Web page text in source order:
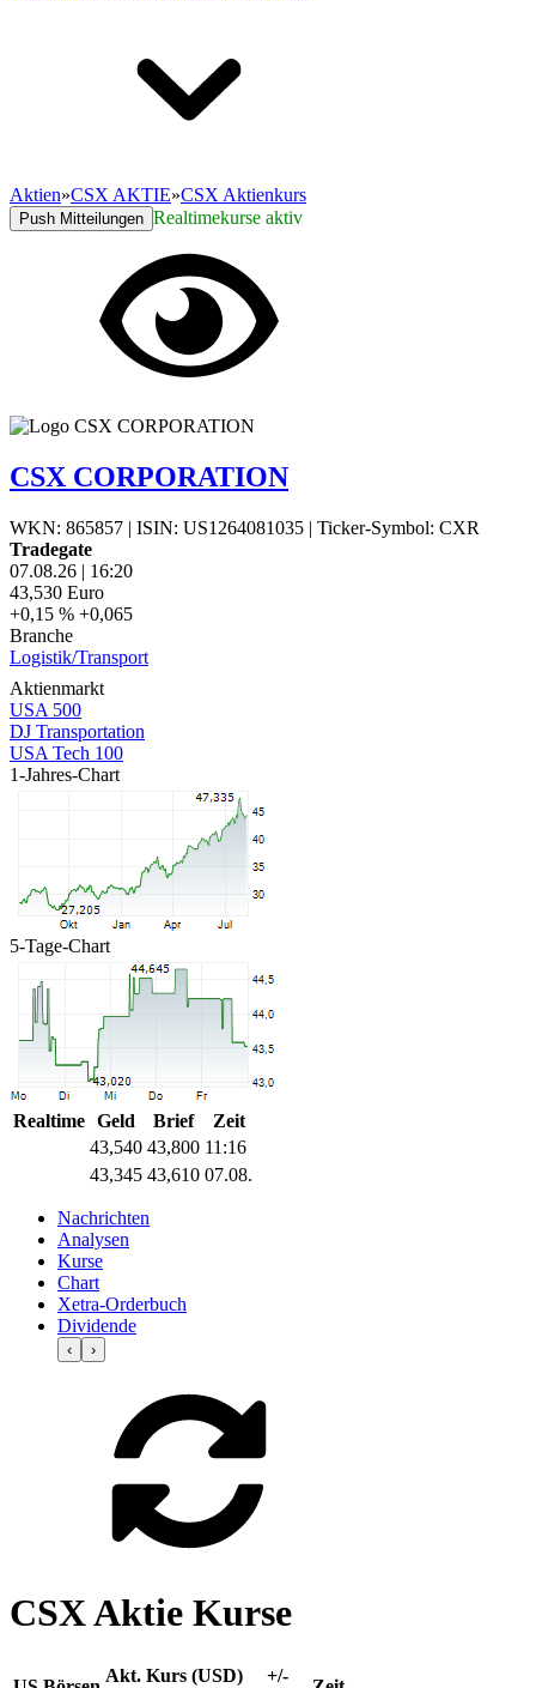
Aktien»CSX AKTIE»CSX Aktienkurs
Push Mitteilungen Realtimekurse aktiv
CSX CORPORATION
WKN: 865857 | ISIN: US1264081035 | Ticker-Symbol: CXR
Tradegate
07.08.26 | 16:20
43,530 Euro
+0,15 % +0,065
Branche
Logistik/Transport
Aktienmarkt
USA 500
DJ Transportation
USA Tech 100
1-Jahres-Chart
5-Tage-Chart
Realtime Geld Brief
Zeit
43,540 43,800 11:16
43,345 43,610 07.08.
Nachrichten
Analysen
Kurse
Chart
Xetra-Orderbuch
Dividende
‹ ›
CSX Aktie Kurse
Akt. Kurs (USD)
+/-